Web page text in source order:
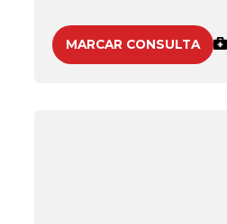
MARCAR CONSULTA